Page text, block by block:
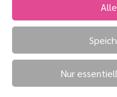
Nur
Augenherpes